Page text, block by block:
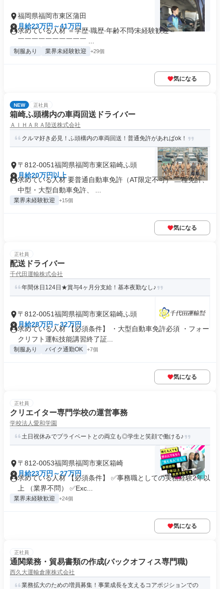
福岡県福岡市東区蒲田
月給23万円～41万円
求めている人材 ＝学歴‧職歴‧年齢不問∕未経験歓迎＝ ￣￣￣￣
￣￣￣￣￣￣￣￣￣￣ ...
制服あり 業界未経験歓迎 +29個
気になる
NEW 正社員
箱崎ふ頭構内の車両回送ドライバー
ＡＩＨＡＲＡ陸送株式会社
クルマ好き必見！ふ頭構内の車両回送！普通免許があればok！
〒812-0051福岡県福岡市東区箱崎ふ頭
月給20万円以上
求めている人材 要普通自動車免許（AT限定不可） 二種免許、
中型・大型自動車免許、 ...
業界未経験歓迎 +15個
気になる
正社員
配送ドライバー
千代田運輸株式会社
年間休日124日★賞与4ヶ月分支給！基本夜勤なし♪
〒812-0051福岡県福岡市東区箱崎ふ頭
月給28万円～32万円
求めている人材 【必須条件】 ・大型自動車免許必須 ・フォー
クリフト運転技能講習終了証...
制服あり バイク通勤OK +7個
気になる
正社員
クリエイター専門学校の運営事務
学校法人愛和学園
土日祝休みでプライベートとの両立も◎学生と笑顔で働ける♪
〒812-0053福岡県福岡市東区箱崎
月給23万円～27万円
求めている人材 【必須条件】 ✅事務職としての実務経験2年以
上 （業界不問） ✅Exc...
業界未経験歓迎 +24個
気になる
正社員
通関業務・貿易書類の作成(バックオフィス専門職)
西久大運輸倉庫株式会社
業務拡大のための増員募集！事業成長を支えるコアポジションでの